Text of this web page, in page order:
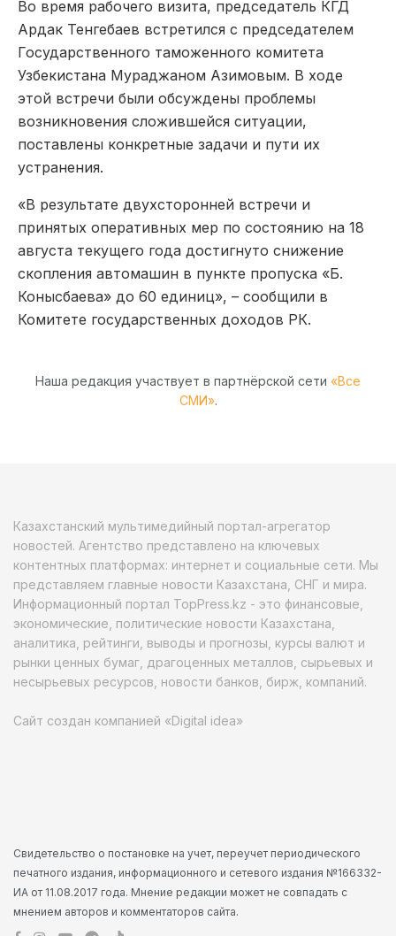
Во время рабочего визита, председатель КГД
Ардак Тенгебаев встретился с председателем
Государственного таможенного комитета
Узбекистана Мураджаном Азимовым. В ходе
этой встречи были обсуждены проблемы
возникновения сложившейся ситуации,
поставлены конкретные задачи и пути их
устранения.
«В результате двухсторонней встречи и
принятых оперативных мер по состоянию на 18
августа текущего года достигнуто снижение
скопления автомашин в пункте пропуска «Б.
Конысбаева» до 60 единиц», – сообщили в
Комитете государственных доходов РК.
Наша редакция участвует в партнёрской сети «Все
СМИ».
Казахстанский мультимедийный портал-агрегатор
новостей. Агентство представлено на ключевых
контентных платформах: интернет и социальные сети. Мы
представляем главные новости Казахстана, СНГ и мира.
Информационный портал TopPress.kz - это финансовые,
экономические, политические новости Казахстана,
аналитика, рейтинги, выводы и прогнозы, курсы валют и
рынки ценных бумаг, драгоценных металлов, сырьевых и
несырьевых ресурсов, новости банков, бирж, компаний.
Сайт создан компанией «Digital idea»
Свидетельство о постановке на учет, переучет периодического
печатного издания, информационного и сетевого издания №166332-
ИА от 11.08.2017 года. Мнение редакции может не совпадать с
мнением авторов и комментаторов сайта.